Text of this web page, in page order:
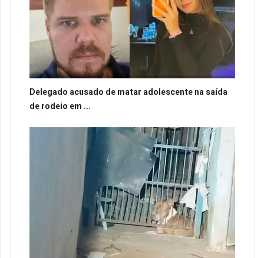
Delegado acusado de matar adolescente na saída
de rodeio em ...